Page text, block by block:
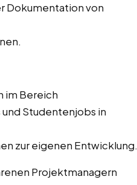
Dokumentation von
im Bereich
Studentenjobs in
zur eigenen Entwicklung.
Projektmanagern